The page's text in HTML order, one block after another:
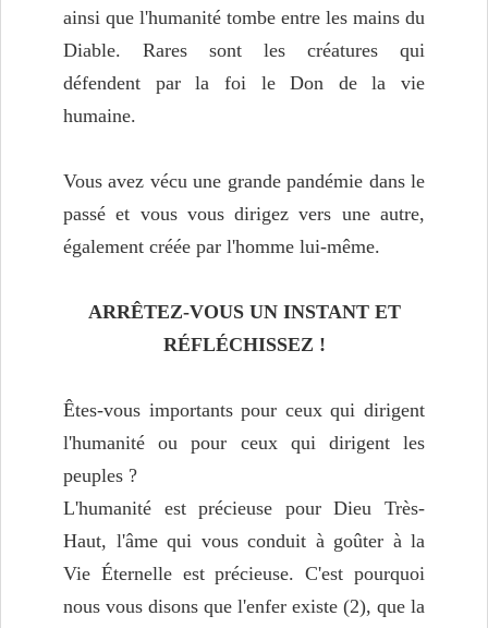
ainsi que l'humanité tombe entre les mains du
Diable. Rares sont les créatures qui
défendent par la foi le Don de la vie
humaine.
Vous avez vécu une grande pandémie dans le
passé et vous vous dirigez vers une autre,
également créée par l'homme lui-même.
ARRÊTEZ-VOUS UN INSTANT ET
RÉFLÉCHISSEZ !
Êtes-vous importants pour ceux qui dirigent
l'humanité ou pour ceux qui dirigent les
peuples ?
L'humanité est précieuse pour Dieu Très-
Haut, l'âme qui vous conduit à goûter à la
Vie Éternelle est précieuse. C'est pourquoi
nous vous disons que l'enfer existe (2), que la